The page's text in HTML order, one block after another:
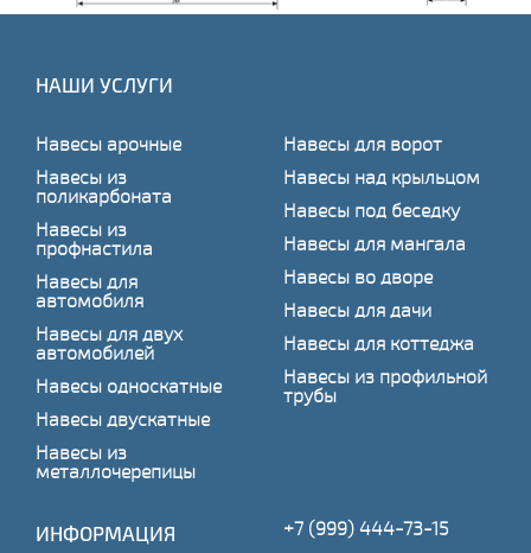
НАШИ УСЛУГИ
Навесы арочные
Навесы из
поликарбоната
Навесы из
профнастила
Навесы для
автомобиля
Навесы для двух
автомобилей
Навесы односкатные
Навесы двускатные
Навесы из
металлочерепицы
Навесы для ворот
Навесы над крыльцом
Навесы под беседку
Навесы для мангала
Навесы во дворе
Навесы для дачи
Навесы для коттеджа
Навесы из профильной
трубы
ИНФОРМАЦИЯ
+7 (999) 444-73-15